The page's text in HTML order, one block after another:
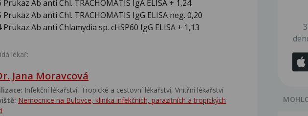
Prukaz Ab anti Chl. TRACHOMATIS IgA ELISA + 1,24
Prukaz Ab anti Chl. TRACHOMATIS IgG ELISA neg. 0,20
Prukaz Ab anti Chlamydia sp. cHSP60 IgG ELISA + 1,13
lékař:
Jana Moravcová
Infekční lékařství‎, Tropické a cestovní lékařství‎, Vnitřní lékařství
Nemocnice na Bulovce, klinika infekčních, parazitních a tropických